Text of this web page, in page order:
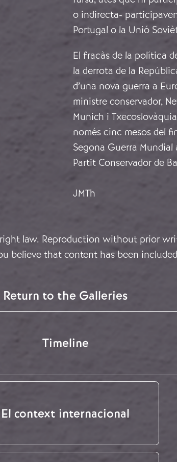
o indirecta-
Portugal o la Unió
El fracàs de la política
la derrota de la
d’una nova guerra a
ministre conservador,
Munich i
només cinc mesos del
Segona Guerra
Partit Conservador de
JMTh
law. Reproduction without prior
believe that content has been
Return to the Galleries
Timeline
El context internacional